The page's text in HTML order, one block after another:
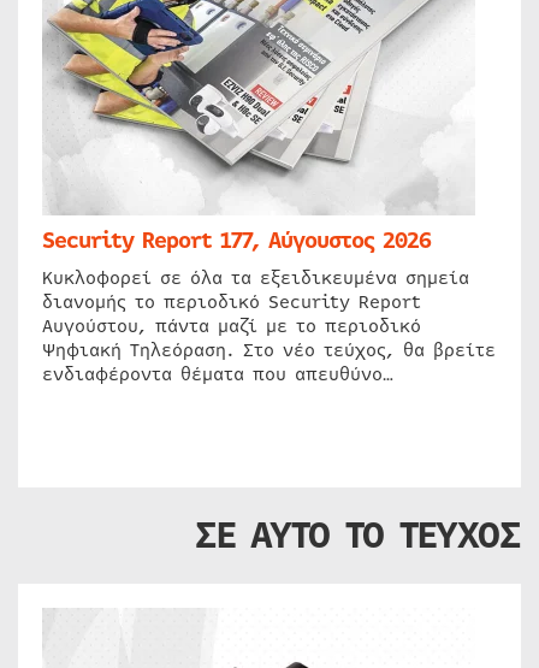
Security Report 177, Αύγουστος 2026
Κυκλοφορεί σε όλα τα εξειδικευμένα σημεία
διανομής το περιοδικό Security Report
Αυγούστου, πάντα μαζί με το περιοδικό
Ψηφιακή Τηλεόραση. Στο νέο τεύχος, θα βρείτε
ενδιαφέροντα θέματα που απευθύνο…
ΣΕ ΑΥΤΟ ΤΟ ΤΕΥΧΟΣ